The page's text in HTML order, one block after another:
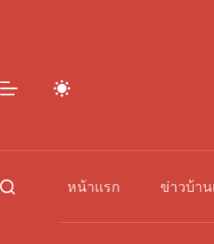
หน้าแรก ข่าวบ้าน